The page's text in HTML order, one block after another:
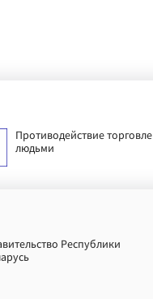
Противодействие торговле
людьми
Республики